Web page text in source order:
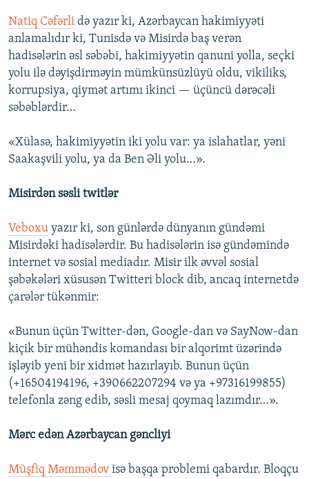
Natiq Cəfərli də yazır ki, Azərbaycan hakimiyyəti
anlamalıdır ki, Tunisdə və Misirdə baş verən
hadisələrin əsl səbəbi, hakimiyyətin qanuni yolla, seçki
yolu ilə dəyişdirməyin mümkünsüzlüyü oldu, vikiliks,
korrupsiya, qiymət artımı ikinci — üçüncü dərəcəli
səbəblərdir…
«Xülasə, hakimiyyətin iki yolu var: ya islahatlar, yəni
Saakaşvili yolu, ya da Ben Əli yolu…».
Misirdən səsli twitlər
Veboxu yazır ki, son günlərdə dünyanın gündəmi
Misirdəki hadisələrdir. Bu hadisələrin isə gündəmində
internet və sosial mediadır. Misir ilk əvvəl sosial
şəbəkələri xüsusən Twitteri block dib, ancaq internetdə
çarələr tükənmir:
«Bunun üçün Twitter-dən, Google-dan və SayNow-dan
kiçik bir mühəndis komandası bir alqorimt üzərində
işləyib yeni bir xidmət hazırlayıb. Bunun üçün
(+16504194196, +390662207294 və ya +97316199855)
telefonla zəng edib, səsli mesaj qoymaq lazımdır…».
Mərc edən Azərbaycan gəncliyi
Müşfiq Məmmədov isə başqa problemi qabardır. Bloqçu